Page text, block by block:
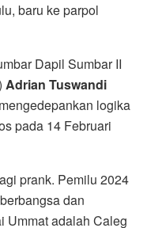
baru ke parpol
Dapil Sumbar II
Adrian Tuswandi
logika
pada 14 Februari
prank. Pemilu 2024
dan
Ummat adalah Caleg